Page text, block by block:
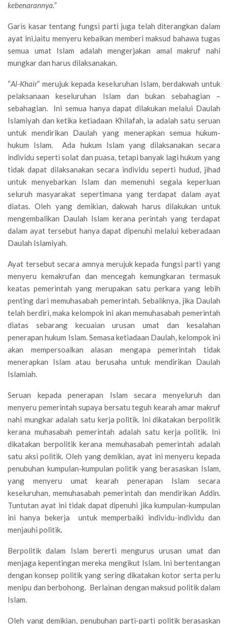
kebenarannya.”
Garis kasar tentang fungsi parti juga telah diterangkan dalam
ayat ini,iaitu menyeru kebaikan memberi maksud bahawa tugas
semua umat Islam adalah mengerjakan amal makruf nahi
mungkar dan harus dilaksanakan.
“Al-Khair” merujuk kepada keseluruhan Islam, berdakwah untuk
pelaksanaan keseluruhan Islam dan bukan sebahagian –
sebahagian. Ini semua hanya dapat dilakukan melalui Daulah
Islamiyah dan ketika ketiadaan Khilafah, ia adalah satu seruan
untuk mendirikan Daulah yang menerapkan semua hukum-
hukum Islam. Ada hukum Islam yang dilaksanakan secara
individu seperti solat dan puasa, tetapi banyak lagi hukum yang
tidak dapat dilaksanakan secara individu seperti hudud, jihad
untuk menyebarkan Islam dan memenuhi segala keperluan
seluruh masyarakat sepertimana yang terdapat dalam ayat
diatas. Oleh yang demikian, dakwah harus dilakukan untuk
mengembalikan Daulah Islam kerana perintah yang terdapat
dalam ayat tersebut hanya dapat dipenuhi melalui keberadaan
Daulah Islamiyah.
Ayat tersebut secara amnya merujuk kepada fungsi parti yang
menyeru kemakrufan dan mencegah kemungkaran termasuk
keatas pemerintah yang merupakan satu perkara yang lebih
penting dari memuhasabah pemerintah. Sebaliknya, jika Daulah
telah berdiri, maka kelompok ini akan memuhasabah pemerintah
diatas sebarang kecuaian urusan umat dan kesalahan
penerapan hukum Islam. Semasa ketiadaan Daulah, kelompok ini
akan mempersoalkan alasan mengapa pemerintah tidak
menerapkan Islam atau berusaha untuk mendirikan Daulah
Islamiah.
Seruan kepada penerapan Islam secara menyeluruh dan
menyeru pemerintah supaya bersatu teguh kearah amar makruf
nahi mungkar adalah satu kerja politik. Ini dikatakan berpolitik
kerana muhasabah pemerintah adalah satu kerja politik. Ini
dikatakan berpolitik kerana memuhasabah pemerintah adalah
satu aksi politik. Oleh yang demikian, ayat ini menyeru kepada
penubuhan kumpulan-kumpulan politik yang berasaskan Islam,
yang menyeru umat kearah penerapan Islam secara
keseluruhan, memuhasabah pemerintah dan mendirikan Addin.
Tuntutan ayat ini tidak dapat dipenuhi jika kumpulan-kumpulan
ini hanya bekerja untuk memperbaiki individu-individu dan
menjauhi politik.
Berpolitik dalam Islam bererti mengurus urusan umat dan
menjaga kepentingan mereka mengikut Islam. Ini bertentangan
dengan konsep politik yang sering dikatakan kotor serta perlu
menipu dan berbohong. Berlainan dengan maksud politik dalam
Islam.
Oleh yang demikian, penubuhan parti-parti politik berasaskan